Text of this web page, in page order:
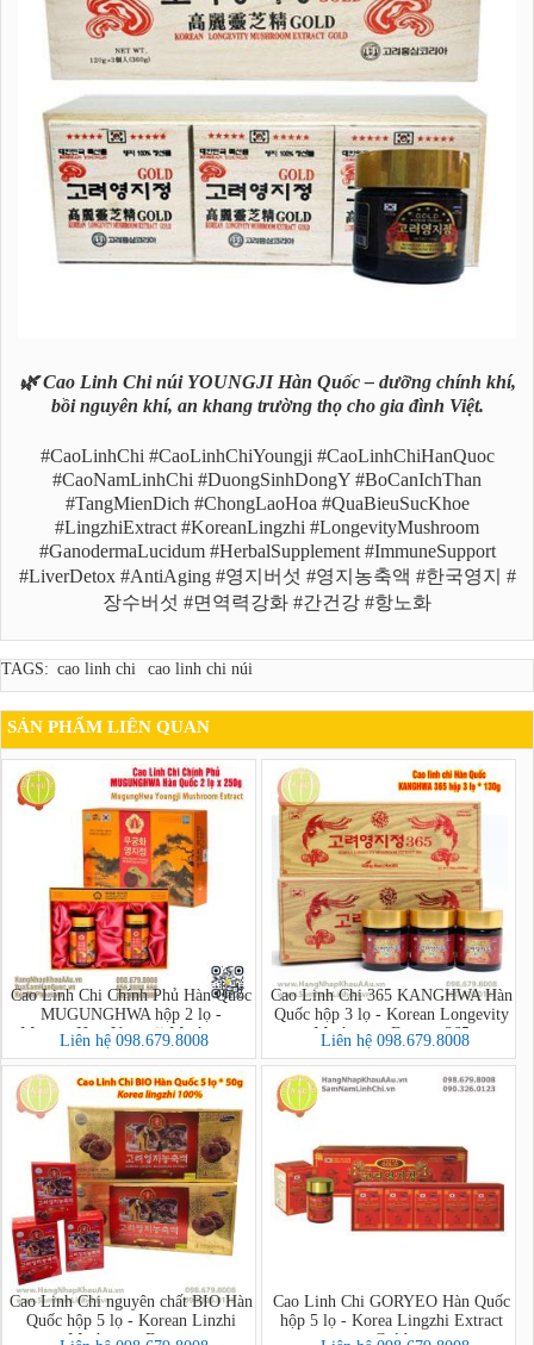
🌿 Cao Linh Chi núi YOUNGJI Hàn Quốc – dưỡng chính khí,
bồi nguyên khí, an khang trường thọ cho gia đình Việt.
#CaoLinhChi #CaoLinhChiYoungji #CaoLinhChiHanQuoc
#CaoNamLinhChi #DuongSinhDongY #BoCanIchThan
#TangMienDich #ChongLaoHoa #QuaBieuSucKhoe
#LingzhiExtract #KoreanLingzhi #LongevityMushroom
#GanodermaLucidum #HerbalSupplement #ImmuneSupport
#LiverDetox #AntiAging #영지버섯 #영지농축액 #한국영지 #
장수버섯 #면역력강화 #간건강 #항노화
TAGS: cao linh chi cao linh chi núi
SẢN PHẨM LIÊN QUAN
Cao Linh Chi Chính Phủ Hàn Quốc
MUGUNGHWA hộp 2 lọ -
MugungHwa Youngji Mushroom
Extract
Liên hệ 098.679.8008
Cao Linh Chi 365 KANGHWA Hàn
Quốc hộp 3 lọ - Korean Longevity
Mushroom Extract 365
Liên hệ 098.679.8008
Cao Linh Chi nguyên chất BIO Hàn
Quốc hộp 5 lọ - Korean Linzhi
Mushroom Extract
Cao Linh Chi GORYEO Hàn Quốc
hộp 5 lọ - Korea Lingzhi Extract
Gold